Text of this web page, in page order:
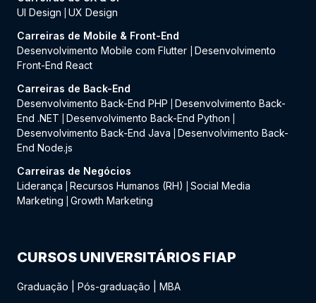
UI Design
UX Design
Carreiras de Mobile & Front-End
Desenvolvimento Mobile com Flutter
Desenvolvimento
Front-End React
Carreiras de Back-End
Desenvolvimento Back-End PHP
Desenvolvimento Back-
End .NET
Desenvolvimento Back-End Python
Desenvolvimento Back-End Java
Desenvolvimento Back-
End Node.js
Carreiras de Negócios
Liderança
Recursos Humanos (RH)
Social Media
Marketing
Growth Marketing
CURSOS UNIVERSITÁRIOS FIAP
Graduação Pós-graduação MBA